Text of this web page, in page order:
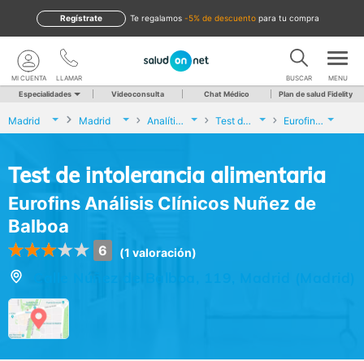
te regalamos -5% de descuento para tu compra
Regístrate
LLAMAR
MI CUENTA BUSCAR MENU
Especialidades Videoconsulta Chat Médico Plan de salud Fidelity
Madrid Madrid Analíticas y Genética Test de intolerancia alimentaria Eurofins Análisis Clínicos Nuñez de Balboa
Test de intolerancia alimentaria
Eurofins Análisis Clínicos Nuñez de
Balboa
6 (1 valoración)